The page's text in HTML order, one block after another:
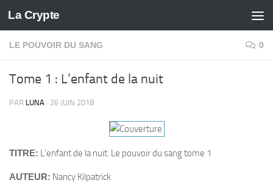
Skip to content
La Crypte
LE POUVOIR DU SANG 0
Tome 1 : L’enfant de la nuit
PAR LUNA · 26 JUIN 2018
TITRE: L’enfant de la nuit. Le pouvoir du sang tome 1
AUTEUR: Nancy Kilpatrick